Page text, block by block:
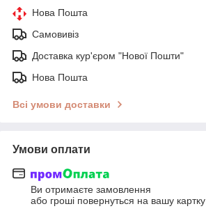
Нова Пошта
Самовивіз
Доставка кур'єром "Нової Пошти"
Нова Пошта
Всі умови доставки
Умови оплати
Ви отримаєте замовлення
або гроші повернуться на вашу картку